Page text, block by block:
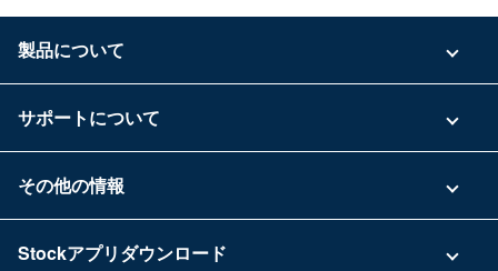
製品について
具体的な活用事例
セキュリティ
サポートについて
よくある質問
その他の情報
Stockアプリダウンロード